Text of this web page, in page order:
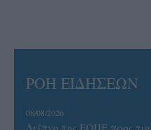
ΡΟΗ ΕΙΔΗΣΕΩΝ
08/08/2026